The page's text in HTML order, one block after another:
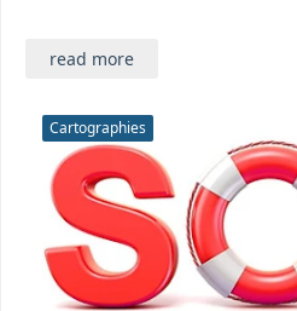
read more
Cartographies